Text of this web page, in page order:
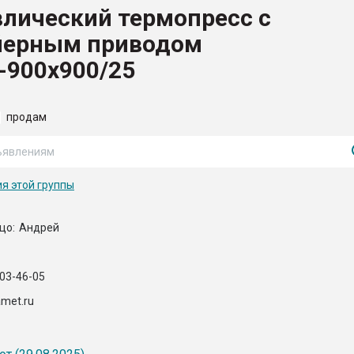
ПЭТ
термопресс с
приводом
25
продам
этой группы
Андрей
46-05